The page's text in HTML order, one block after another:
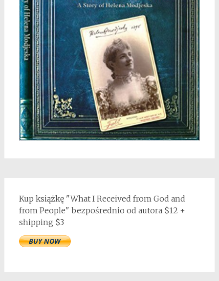
Kup książkę "What I Received from God and
from People" bezpośrednio od autora $12 +
shipping $3